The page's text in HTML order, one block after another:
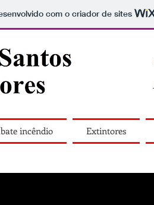
com o criador de sites
incêndio Extintores